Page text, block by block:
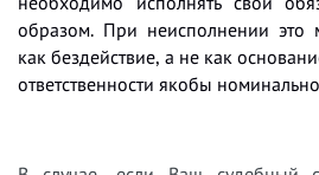
образом. При неисполнении это
как бездействие, а не как
ответственности якобы